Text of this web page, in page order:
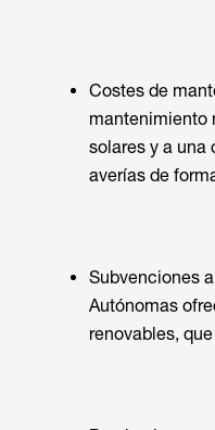
Costes de
mantenimiento
solares y a una
averías de
Subvenciones
Autónomas
renovables,